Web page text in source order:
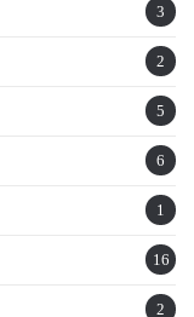
3
2
5
6
1
16
2